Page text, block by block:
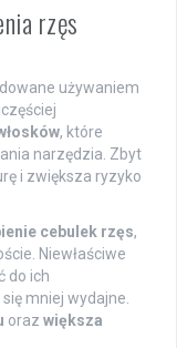
rzęs
używaniem
, które
narzędzia. Zbyt
i zwiększa ryzyko
cebulek rzęs,
Niewłaściwe
do ich
mniej wydajne.
oraz większa